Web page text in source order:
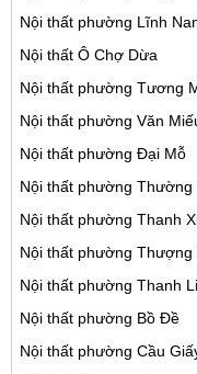
Nội thất phường Lĩnh
Nội thất Ô Chợ Dừa
Nội thất phường Tương
Nội thất phường Văn
Nội thất phường Đại Mỗ
Nội thất phường Thường
Nội thất phường Thanh
Nội thất phường Thượng
Nội thất phường Thanh
Nội thất phường Bồ Đề
Nội thất phường Cầu